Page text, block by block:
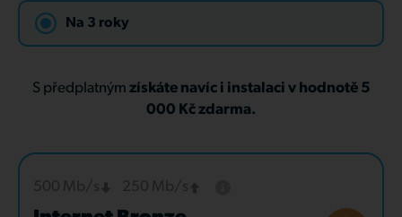
Na 3 roky
S předplatným získáte navíc i instalaci v hodnotě 5
000 Kč zdarma.